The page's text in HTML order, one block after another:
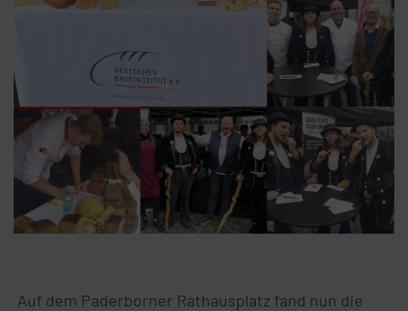
Auf dem Paderborner Rathausplatz fand nun die